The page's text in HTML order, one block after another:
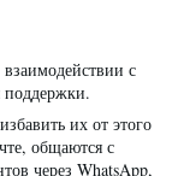
с
поддержки.
их от этого
общаются с
через WhatsApp,